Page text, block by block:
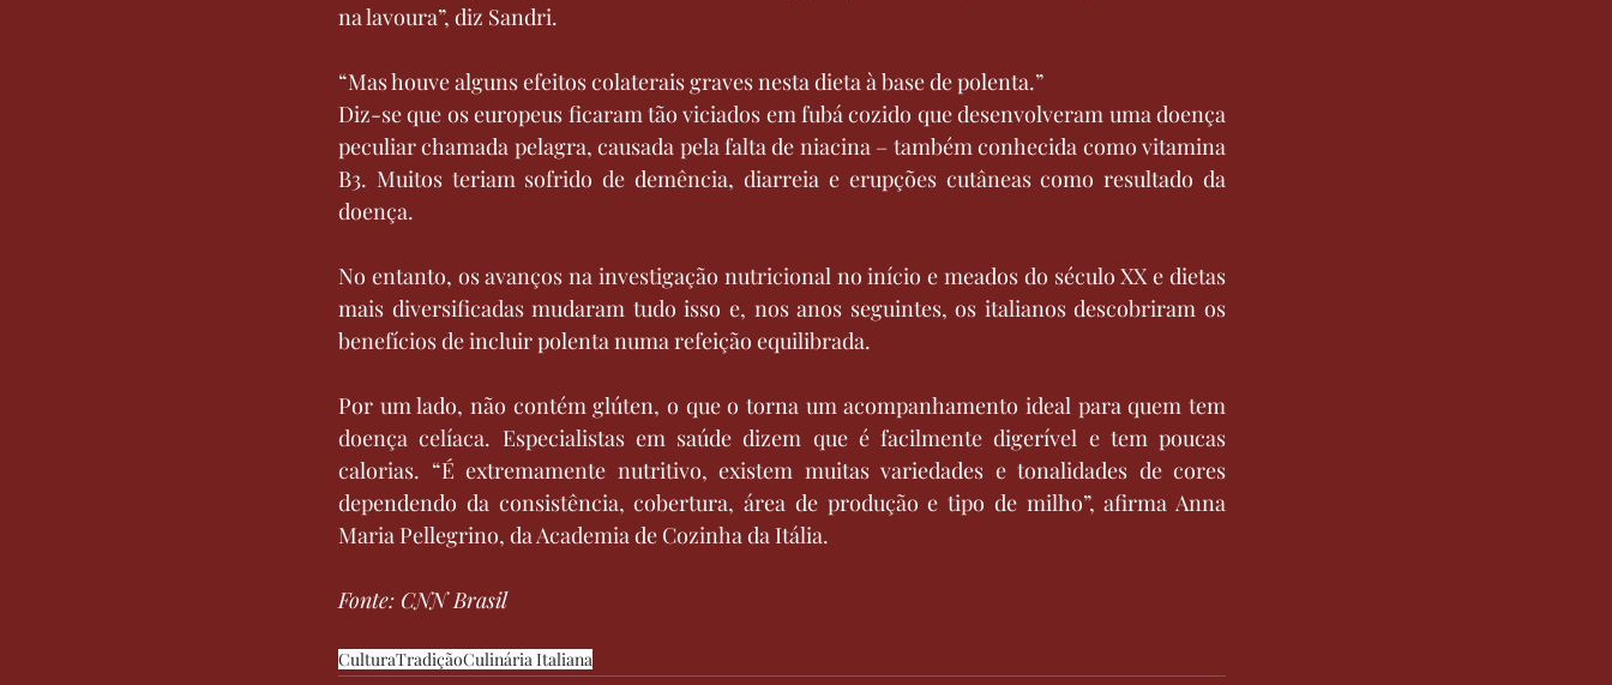
na lavoura”, diz Sandri.
“Mas houve alguns efeitos colaterais graves nesta dieta à base de polenta.”
Diz-se que os europeus ficaram tão viciados em fubá cozido que desenvolveram uma doença
peculiar chamada pelagra, causada pela falta de niacina – também conhecida como vitamina
B3. Muitos teriam sofrido de demência, diarreia e erupções cutâneas como resultado da
doença.
No entanto, os avanços na investigação nutricional no início e meados do século XX e dietas
mais diversificadas mudaram tudo isso e, nos anos seguintes, os italianos descobriram os
benefícios de incluir polenta numa refeição equilibrada.
Por um lado, não contém glúten, o que o torna um acompanhamento ideal para quem tem
doença celíaca. Especialistas em saúde dizem que é facilmente digerível e tem poucas
calorias. “É extremamente nutritivo, existem muitas variedades e tonalidades de cores
dependendo da consistência, cobertura, área de produção e tipo de milho”, afirma Anna
Maria Pellegrino, da Academia de Cozinha da Itália.
Fonte: CNN Brasil
CulturaTradiçãoCulinária Italiana